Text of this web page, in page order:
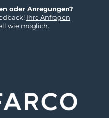
oder Anregungen?
Ihre Anfragen
wie möglich.